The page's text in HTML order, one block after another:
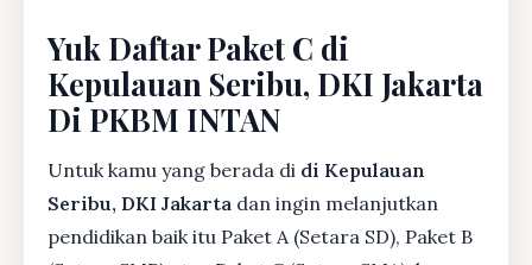
Yuk Daftar Paket C di
Kepulauan Seribu, DKI Jakarta
Di PKBM INTAN
Untuk kamu yang berada di di Kepulauan
Seribu, DKI Jakarta dan ingin melanjutkan
pendidikan baik itu Paket A (Setara SD), Paket B